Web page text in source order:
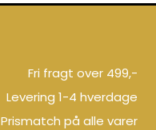
Fri fragt over 499,-
Levering 1-4 hverdage
Prismatch på alle varer